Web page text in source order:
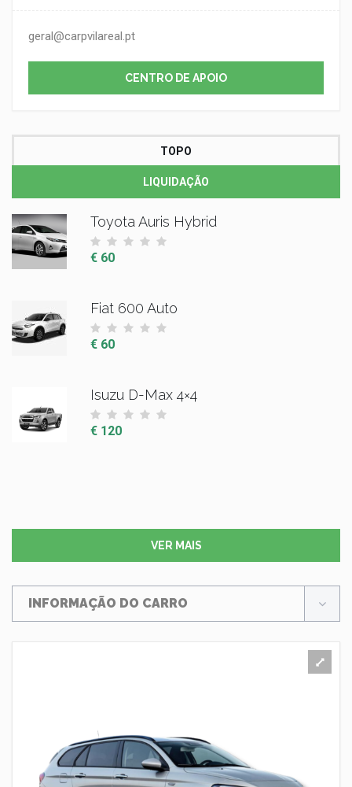
geral@carpvilareal.pt
CENTRO DE APOIO
TOPO
LIQUIDAÇÃO
Toyota Auris Hybrid
€ 60
Fiat 600 Auto
€ 60
Isuzu D-Max 4×4
€ 120
VER MAIS
INFORMAÇÃO DO CARRO